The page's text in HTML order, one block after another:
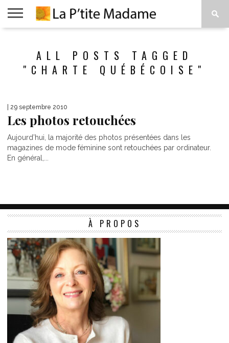
VIVRE
PROPOSALL POSTS TAGGED
"CHARTE QUÉBÉCOISE"
| 29 septembre 2010
Les photos retouchées
Aujourd’hui, la majorité des photos présentées dans les
magazines de mode féminine sont retouchées par ordinateur.
En général,...
À PROPOS